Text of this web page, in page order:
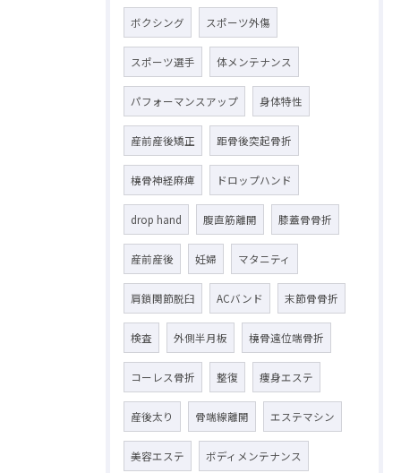
ボクシング スポーツ外傷
スポーツ選手 体メンテナンス
パフォーマンスアップ 身体特性
産前産後矯正 距骨後突起骨折
橈骨神経麻痺 ドロップハンド
drop hand 腹直筋離開 膝蓋骨骨折
産前産後 妊婦 マタニティ
肩鎖関節脱臼 ACバンド 末節骨骨折
検査 外側半月板 橈骨遠位端骨折
コーレス骨折 整復 痩身エステ
産後太り 骨端線離開 エステマシン
美容エステ ボディメンテナンス